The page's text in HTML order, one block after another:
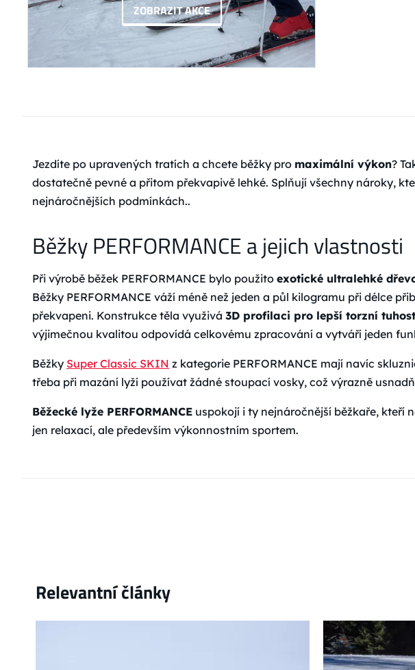
ZOBRAZIT AKCE
Jezdíte po upravených tratích a chcete běžky pro maximální výkon?
dostatečně pevné a přitom překvapivě lehké. Splňují všechny nároky,
nejnáročnějších podmínkách..
Běžky PERFORMANCE a jejich vlastnosti
Při výrobě běžek PERFORMANCE bylo použito exotické ultralehké
Běžky PERFORMANCE váží méně než jeden a půl kilogramu při délce
překvapeni. Konstrukce těla využivá 3D profilaci pro lepší torzní tuhost
výjimečnou kvalitou odpovídá celkovému zpracování a vytváří jeden
Běžky Super Classic SKIN z kategorie PERFORMANCE mají navíc
třeba při mazání lyží používat žádné stoupací vosky, což výrazně
Běžecké lyže PERFORMANCE uspokojí i ty nejnáročnější běžkaře, kteří
jen relaxací, ale především výkonnostním sportem.
Relevantní články